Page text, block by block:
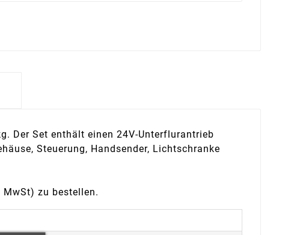
Der Set enthält einen 24V-Unterflurantrieb
Steuerung, Handsender, Lichtschranke
zu bestellen.